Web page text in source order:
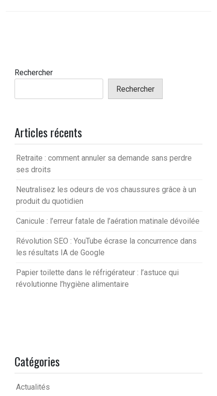
Rechercher
Rechercher
Articles récents
Retraite : comment annuler sa demande sans perdre
ses droits
Neutralisez les odeurs de vos chaussures grâce à un
produit du quotidien
Canicule : l’erreur fatale de l’aération matinale dévoilée
Révolution SEO : YouTube écrase la concurrence dans
les résultats IA de Google
Papier toilette dans le réfrigérateur : l’astuce qui
révolutionne l’hygiène alimentaire
Catégories
Actualités